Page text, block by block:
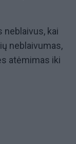
neblaivus, kai
neblaivumas,
atėmimas iki